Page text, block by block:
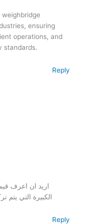
weighbridge
ensuring
operations, and
standards.
Reply
اريد ان اعرف
الكبيرة التي يتم
Reply